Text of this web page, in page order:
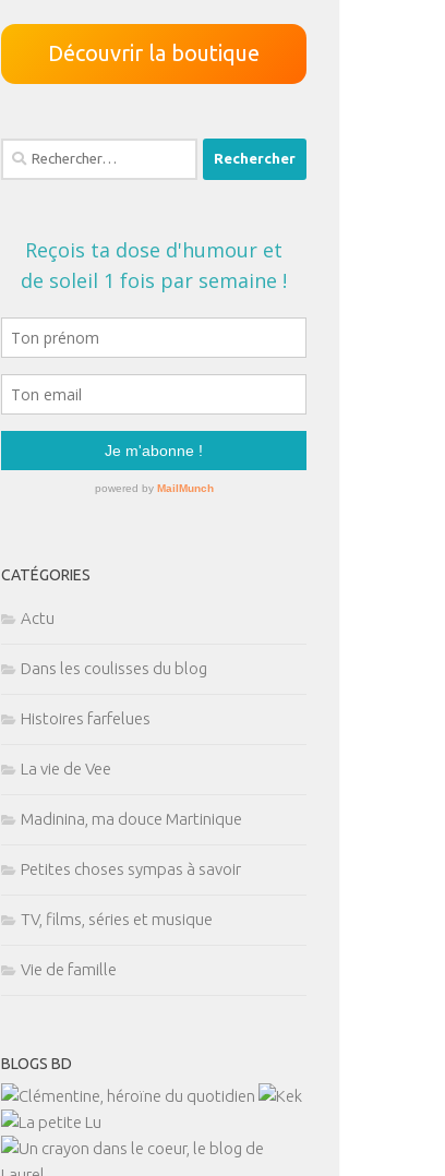
Découvrir la boutique
Rechercher :
CATÉGORIES
Actu
Dans les coulisses du blog
Histoires farfelues
La vie de Vee
Madinina, ma douce Martinique
Petites choses sympas à savoir
TV, films, séries et musique
Vie de famille
BLOGS BD